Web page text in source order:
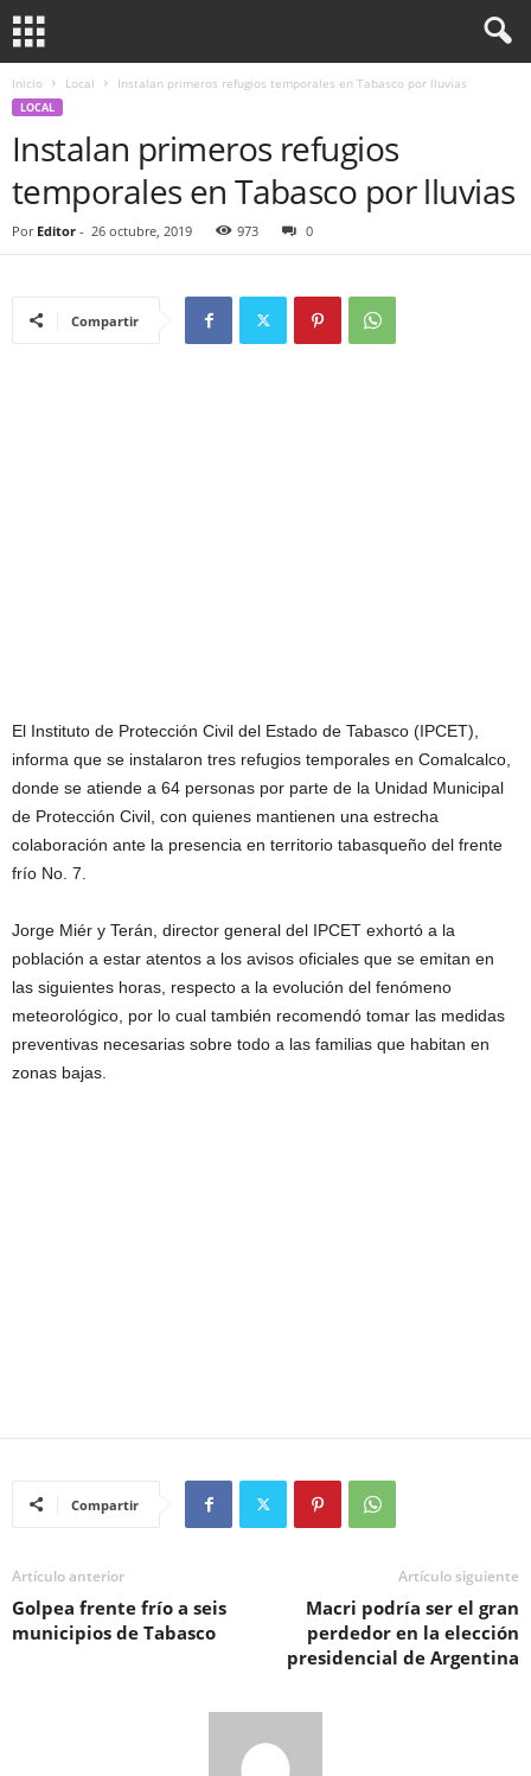
Inicio Local Instalan primeros refugios temporales en Tabasco por lluvias
LOCAL
Instalan primeros refugios
temporales en Tabasco por lluvias
Por Editor - 26 octubre, 2019 973 0
Compartir
El Instituto de Protección Civil del Estado de Tabasco (IPCET),
informa que se instalaron tres refugios temporales en Comalcalco,
donde se atiende a 64 personas por parte de la Unidad Municipal
de Protección Civil, con quienes mantienen una estrecha
colaboración ante la presencia en territorio tabasqueño del frente
frío No. 7.
Jorge Miér y Terán, director general del IPCET exhortó a la
población a estar atentos a los avisos oficiales que se emitan en
las siguientes horas, respecto a la evolución del fenómeno
meteorológico, por lo cual también recomendó tomar las medidas
preventivas necesarias sobre todo a las familias que habitan en
zonas bajas.
Compartir
Artículo anterior
Golpea frente frío a seis
municipios de Tabasco
Artículo siguiente
Macri podría ser el gran
perdedor en la elección
presidencial de Argentina